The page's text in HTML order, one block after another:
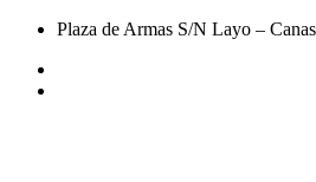
Plaza de Armas S/N Layo –